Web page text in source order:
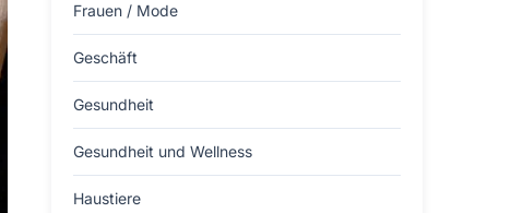
Frauen / Mode
Geschäft
Gesundheit
Gesundheit und Wellness
Haustiere